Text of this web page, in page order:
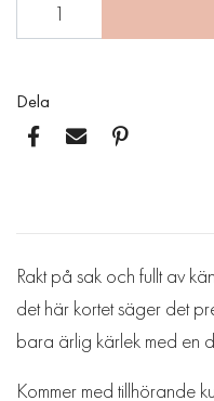
Dela
Rakt på sak och fullt av
det här kortet säger det
bara ärlig kärlek med en
Kommer med tillhörande